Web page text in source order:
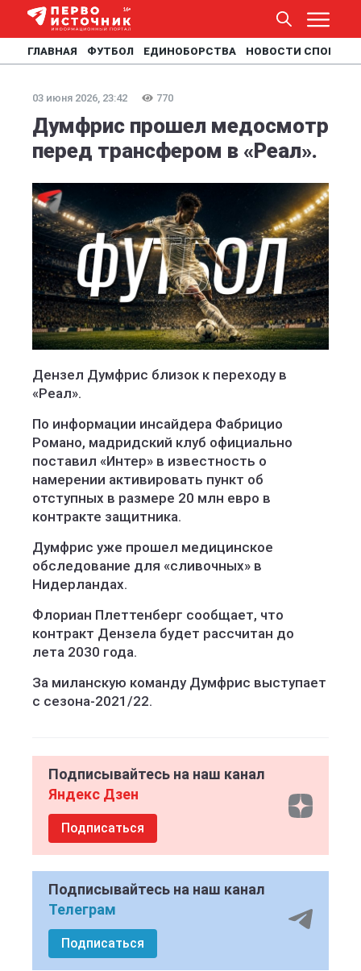
ГЛАВНАЯ ФУТБОЛ ЕДИНОБОРСТВА НОВОСТИ СПОРТА
03 июня 2026, 23:42 770
Думфрис прошел медосмотр
перед трансфером в «Реал».
Дензел Думфрис близок к переходу в
«Реал».
По информации инсайдера Фабрицио
Романо, мадридский клуб официально
поставил «Интер» в известность о
намерении активировать пункт об
отступных в размере 20 млн евро в
контракте защитника.
Думфрис уже прошел медицинское
обследование для «сливочных» в
Нидерландах.
Флориан Плеттенберг сообщает, что
контракт Дензела будет рассчитан до
лета 2030 года.
За миланскую команду Думфрис выступает
с сезона-2021/22.
Подписывайтесь на наш канал
Яндекс Дзен
Подписаться
Подписывайтесь на наш канал
Телеграм
Подписаться